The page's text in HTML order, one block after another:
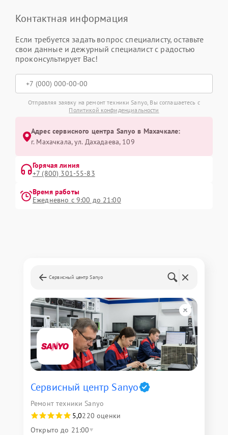
Контактная информация
Если требуется задать вопрос специалисту, оставьте
свои данные и дежурный специалист с радостью
проконсультирует Вас!
Отправляя заявку на ремонт техники Sanyo, Вы соглашаетесь с
Политикой конфиденциальности
Адрес сервисного центра Sanyo в Махачкале:
г. Махачкала, ул. Дахадаева, 109
Горячая линия
+7 (800) 301-55-83
Время работы
Ежедневно с 9:00 до 21:00
Сервисный центр Sanyo
Сервисный центр Sanyo
Ремонт техники Sanyo
5,0220 оценки
Открыто до 21:00